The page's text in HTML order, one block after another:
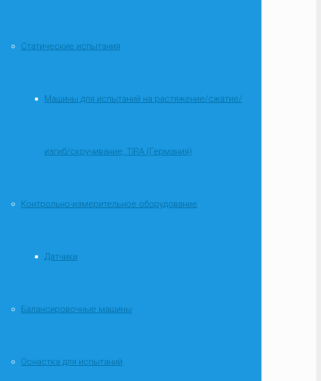
Статические испытания
Машины для испытаний на растяжение/сжатие/
изгиб/скручивание, TIRA (Германия)
Контрольно-измерительное оборудование
Датчики
Балансировочные машины
Оснастка для испытаний